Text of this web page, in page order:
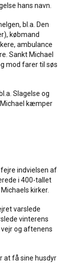
hans navn.
bl.a. Den
købmand
ambulance
Sankt Michael
mod farer til søs
Slagelse og
Michael kæmper
indvielsen af
i 400-tallet
kirker.
varslede
vinterens
og aftenens
at få sine husdyr